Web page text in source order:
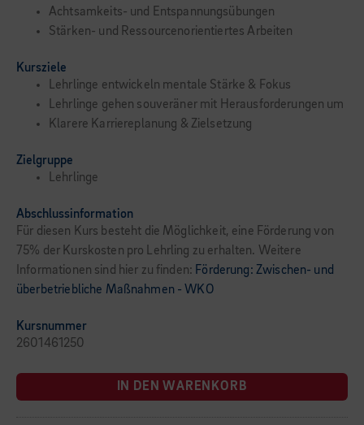
Achtsamkeits- und Entspannungsübungen
Stärken- und Ressourcenorientiertes Arbeiten
Kursziele
Lehrlinge entwickeln mentale Stärke & Fokus
Lehrlinge gehen souveräner mit Herausforderungen um
Klarere Karriereplanung & Zielsetzung
Zielgruppe
Lehrlinge
Abschlussinformation
Für diesen Kurs besteht die Möglichkeit, eine Förderung von
75% der Kurskosten pro Lehrling zu erhalten. Weitere
Informationen sind hier zu finden: Förderung: Zwischen- und
überbetriebliche Maßnahmen - WKO
Kursnummer
2601461250
IN DEN WARENKORB